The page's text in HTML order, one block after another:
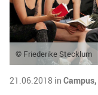
© Friederike Stecklum
21.06.2018 in Campus,